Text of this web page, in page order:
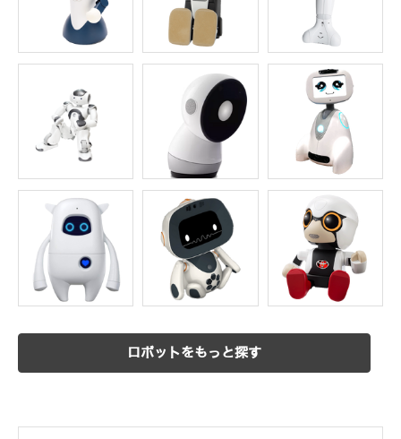
ロボットをもっと探す